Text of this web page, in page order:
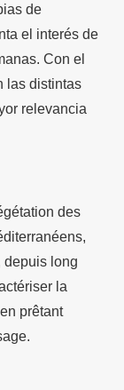
de
el interés de
Con el
las distintas
relevancia
des
depuis long
la
prêtant